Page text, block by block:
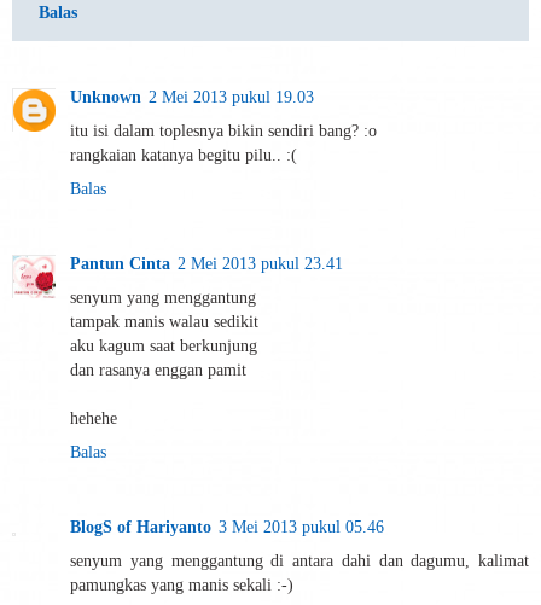
Balas
Unknown 2 Mei 2013 pukul 19.03
itu isi dalam toplesnya bikin sendiri bang? :o
rangkaian katanya begitu pilu.. :(
Balas
Pantun Cinta 2 Mei 2013 pukul 23.41
senyum yang menggantung
tampak manis walau sedikit
aku kagum saat berkunjung
dan rasanya enggan pamit
hehehe
Balas
BlogS of Hariyanto 3 Mei 2013 pukul 05.46
senyum yang menggantung di antara dahi dan dagumu, kalimat
pamungkas yang manis sekali :-)